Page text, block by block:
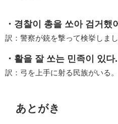
・경찰이 총을 쏘아 검거했
訳：警察が銃を撃って検挙しまし
・활을 잘 쏘는 민족이 있다.
訳：弓を上手に射る民族がいる。
あとがき